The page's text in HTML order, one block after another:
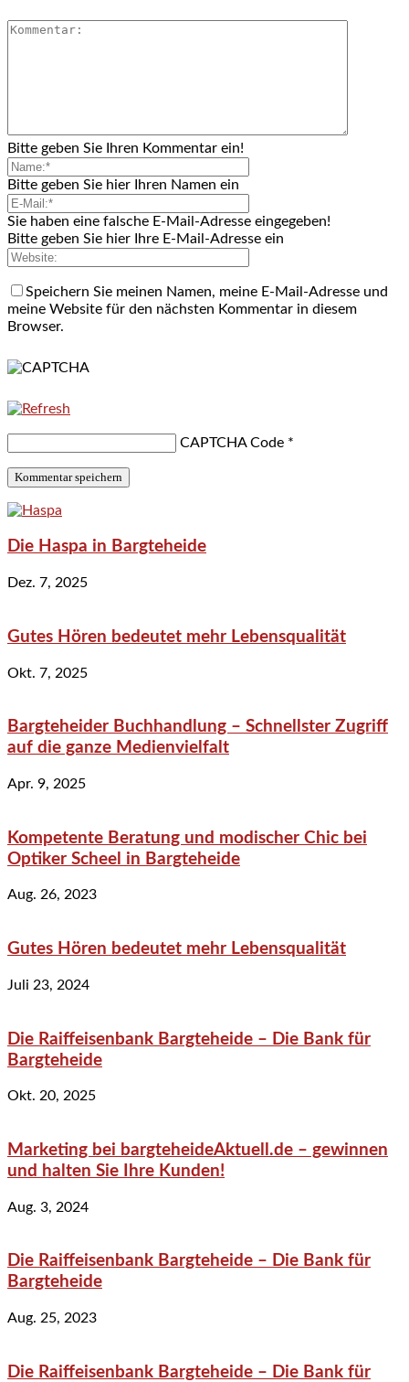
Bitte geben Sie Ihren Kommentar ein!
Bitte geben Sie hier Ihren Namen ein
Sie haben eine falsche E-Mail-Adresse eingegeben!
Bitte geben Sie hier Ihre E-Mail-Adresse ein
Speichern Sie meinen Namen, meine E-Mail-Adresse und
meine Website für den nächsten Kommentar in diesem
Browser.
CAPTCHA Code *
Die Haspa in Bargteheide
Dez. 7, 2025
Gutes Hören bedeutet mehr Lebensqualität
Okt. 7, 2025
Bargteheider Buchhandlung – Schnellster Zugriff
auf die ganze Medienvielfalt
Apr. 9, 2025
Kompetente Beratung und modischer Chic bei
Optiker Scheel in Bargteheide
Aug. 26, 2023
Gutes Hören bedeutet mehr Lebensqualität
Juli 23, 2024
Die Raiffeisenbank Bargteheide – Die Bank für
Bargteheide
Okt. 20, 2025
Marketing bei bargteheideAktuell.de – gewinnen
und halten Sie Ihre Kunden!
Aug. 3, 2024
Die Raiffeisenbank Bargteheide – Die Bank für
Bargteheide
Aug. 25, 2023
Die Raiffeisenbank Bargteheide – Die Bank für